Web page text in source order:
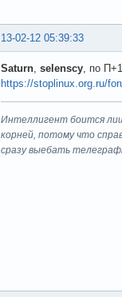
13-02-12 05:39:33
Saturn, selenscy, по
https://stoplinux.org.ru/
Интеллигент боится
корней, потому что
сразу выeбaть